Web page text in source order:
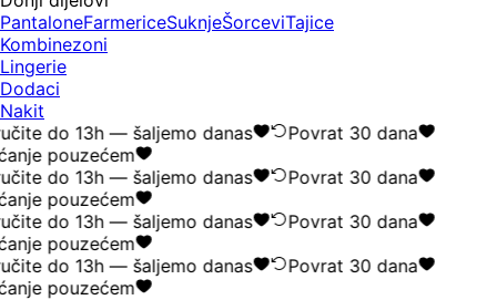
PantaloneFarmericeSuknjeŠorceviTajice
Kombinezoni
Lingerie
Dodaci
Nakit
do 13h — šaljemo danas
Povrat 30 dana
pouzećem
do 13h — šaljemo danas
Povrat 30 dana
pouzećem
do 13h — šaljemo danas
Povrat 30 dana
pouzećem
do 13h — šaljemo danas
Povrat 30 dana
pouzećem